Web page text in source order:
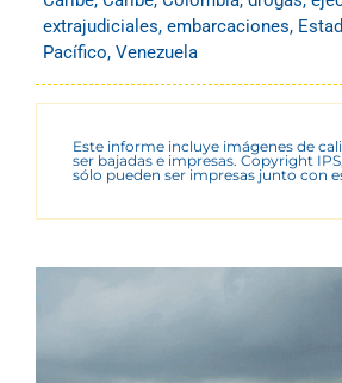
extrajudiciales, embarcaciones,
Pacífico, Venezuela
Este informe incluye imágenes de
ser bajadas e impresas. Copyright
sólo pueden ser impresas junto con